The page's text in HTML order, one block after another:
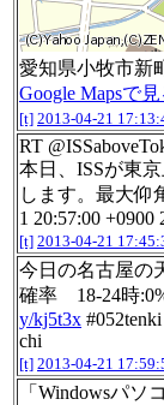
愛知県小牧市新
Google Mapsで見
[t] 2013-04-21
RT
本日、ISSが東
します。最大仰
1 20:57:00 +0900
[t] 2013-04-21
今日の名古屋
確率 18-24時
y/kj5t3x
chi
[t] 2013-04-21
「Windowsパソ